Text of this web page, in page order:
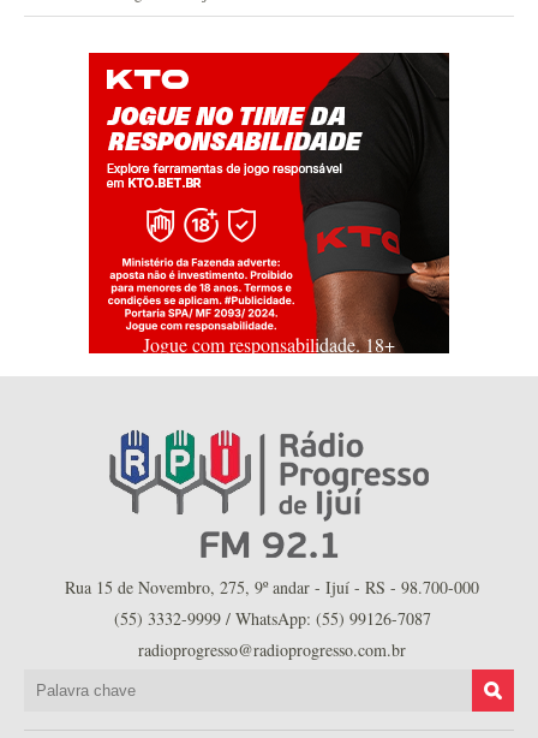
Jogue com responsabilidade. 18+
Rua 15 de Novembro, 275, 9º andar - Ijuí - RS - 98.700-000
(55) 3332-9999 / WhatsApp: (55) 99126-7087
radioprogresso@radioprogresso.com.br